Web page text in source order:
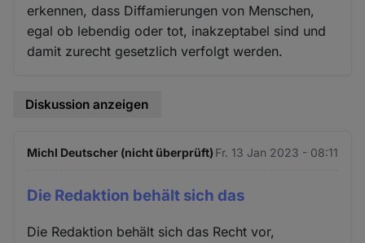
erkennen, dass Diffamierungen von Menschen,
egal ob lebendig oder tot, inakzeptabel sind und
damit zurecht gesetzlich verfolgt werden.
Diskussion anzeigen
Michl Deutscher (nicht überprüft) Fr. 13 Jan 2023 - 08:11
Die Redaktion behält sich das
Die Redaktion behält sich das Recht vor,